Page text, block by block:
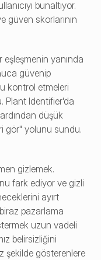
bunaltıyor.
güven skorlarının
yanında
güvenip
kontrol etmeleri
Plant Identifier'da
düşük
gör" yolunu sundu.
gizlemek.
fark ediyor ve gizli
ayırt
pazarlama
uzun vadeli
belirsizliğini
şekilde gösterenlere